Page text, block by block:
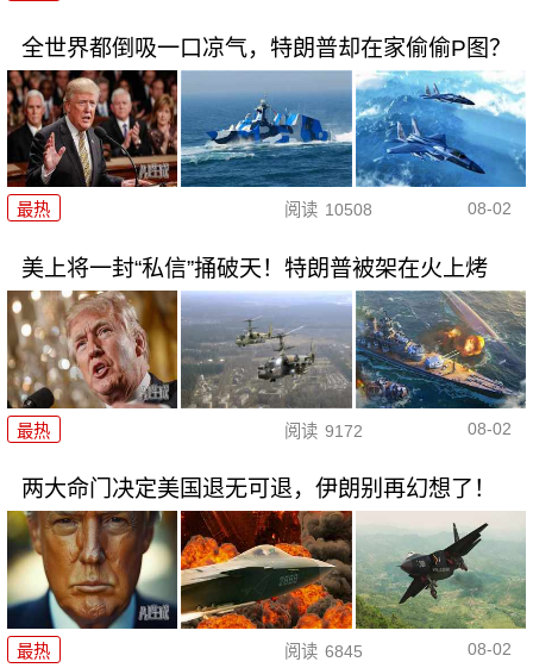
全世界都倒吸一口凉气，特朗普却在家偷偷P图？
最热 阅读 10508 08-02
美上将一封“私信”捅破天！特朗普被架在火上烤
最热 阅读 9172 08-02
两大命门决定美国退无可退，伊朗别再幻想了！
最热 阅读 6845 08-02